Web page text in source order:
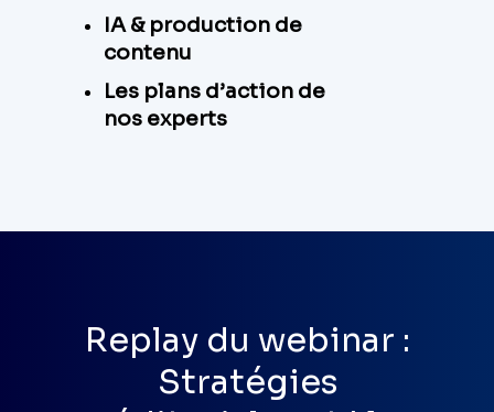
IA & production de
contenu
Les plans d’action de
nos experts
Replay du webinar :
Stratégies